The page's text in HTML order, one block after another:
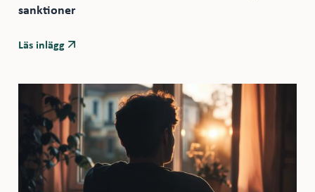
sanktioner
Läs inlägg